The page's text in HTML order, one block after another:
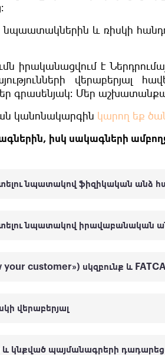
նպաատակներին և ռիսկի
իրականացվում է
վերաբերյալ
գրասենյակ։ Մեր
կանոնակարգին կարող եք
իսկ սակագների
նպատակով ֆիզիկական
նպատակով
customer») սկզբունք և FATCA
վերաբերյալ
կնքված պայմանագրերի